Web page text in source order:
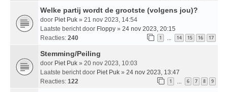
Welke partij wordt de grootste (volgens jou)?
door Piet Puk » 21 nov 2023, 14:54
Laatste bericht door Floppy » 24 nov 2023, 20:15
Reacties: 240 1 … 14 15 16 17
Stemming/Peiling
door Piet Puk » 20 nov 2023, 10:03
Laatste bericht door Piet Puk » 24 nov 2023, 13:47
Reacties: 122 1 … 6 7 8 9